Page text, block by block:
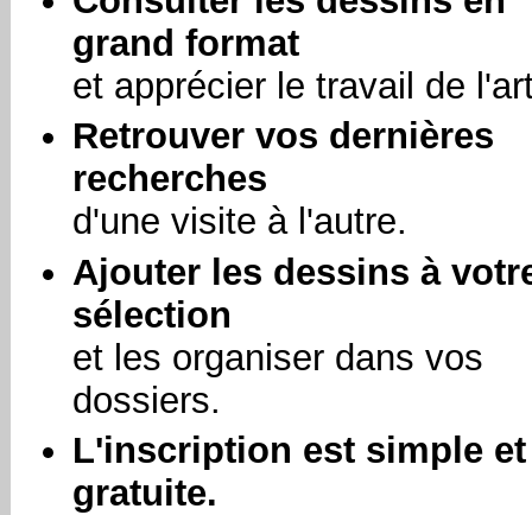
grand format
et apprécier le travail de
Retrouver vos dernières
recherches
d'une visite à l'autre.
Ajouter les dessins à
sélection
et les organiser dans vos
dossiers.
L'inscription est simple et
gratuite.